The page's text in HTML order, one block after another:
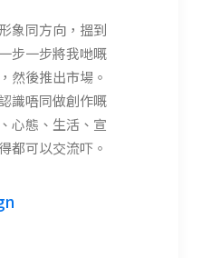
象同方向，搵到
步一步將我哋嘅
然後推出市場。
識唔同做創作嘅
心態、生活、宣
都可以交流吓。